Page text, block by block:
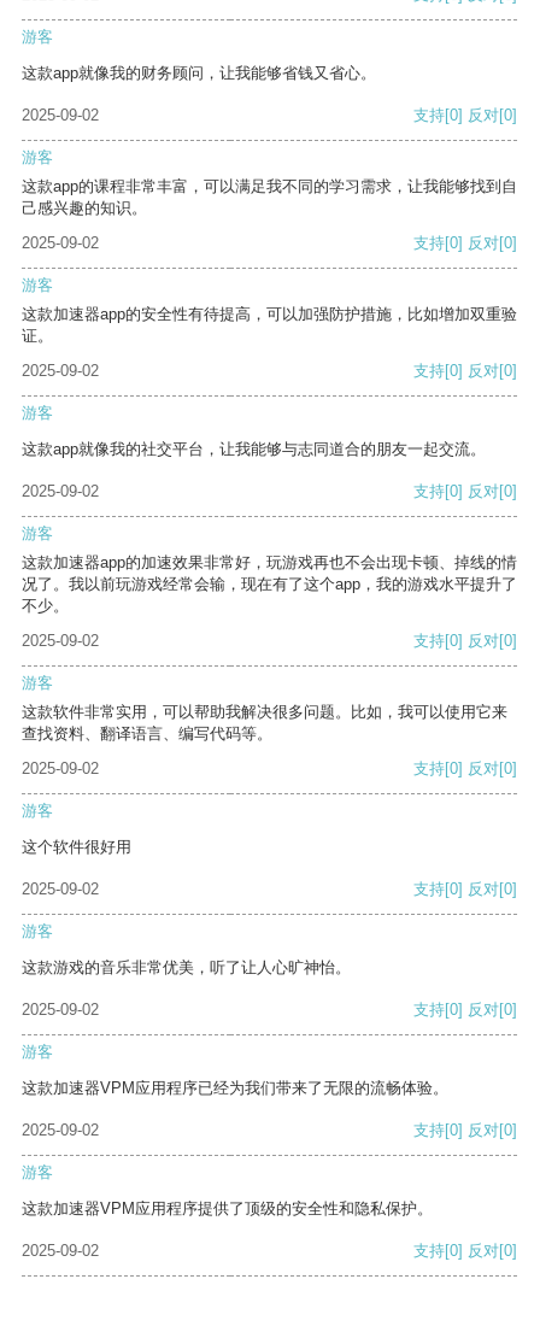
游客
这款app就像我的财务顾问，让我能够省钱又省心。
2025-09-02 支持[0] 反对[0]
游客
这款app的课程非常丰富，可以满足我不同的学习需求，让我能够找到自
己感兴趣的知识。
2025-09-02
支持[0] 反对[0]
游客
这款加速器app的安全性有待提高，可以加强防护措施，比如增加双重验
证。
2025-09-02
支持[0] 反对[0]
游客
这款app就像我的社交平台，让我能够与志同道合的朋友一起交流。
2025-09-02 支持[0] 反对[0]
游客
这款加速器app的加速效果非常好，玩游戏再也不会出现卡顿、掉线的情
况了。我以前玩游戏经常会输，现在有了这个app，我的游戏水平提升了
不少。
2025-09-02
支持[0] 反对[0]
游客
这款软件非常实用，可以帮助我解决很多问题。比如，我可以使用它来
查找资料、翻译语言、编写代码等。
2025-09-02
支持[0] 反对[0]
游客
这个软件很好用
2025-09-02 支持[0] 反对[0]
游客
这款游戏的音乐非常优美，听了让人心旷神怡。
2025-09-02 支持[0] 反对[0]
游客
这款加速器VPM应用程序已经为我们带来了无限的流畅体验。
2025-09-02 支持[0] 反对[0]
游客
这款加速器VPM应用程序提供了顶级的安全性和隐私保护。
2025-09-02 支持[0] 反对[0]